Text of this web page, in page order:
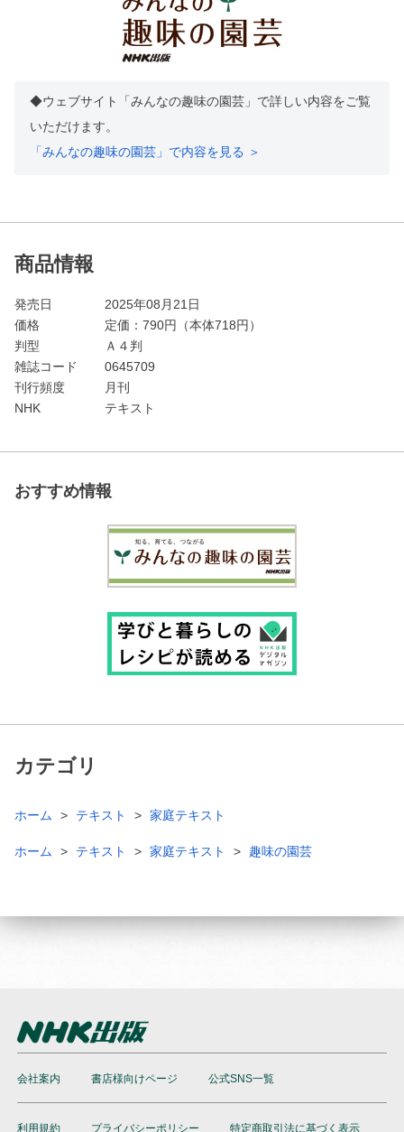
◆ウェブサイト「みんなの趣味の園芸」で詳しい内容をご覧
いただけます。
「みんなの趣味の園芸」で内容を見る ＞
商品情報
発売日
2025年08月21日
価格
定価： 790円（本体718円）
判型
Ａ４判
雑誌コード
0645709
刊行頻度
月刊
NHK
テキスト
おすすめ情報
カテゴリ
ホーム テキスト 家庭テキスト
ホーム テキスト 家庭テキスト 趣味の園芸
会社案内 書店様向けページ 公式SNS一覧
利用規約 プライバシーポリシー 特定商取引法に基づく表示